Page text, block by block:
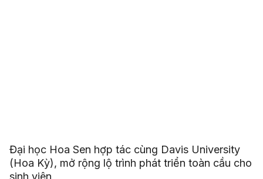
Đại học Hoa Sen hợp tác cùng Davis University
(Hoa Kỳ), mở rộng lộ trình phát triển toàn cầu cho
sinh viên